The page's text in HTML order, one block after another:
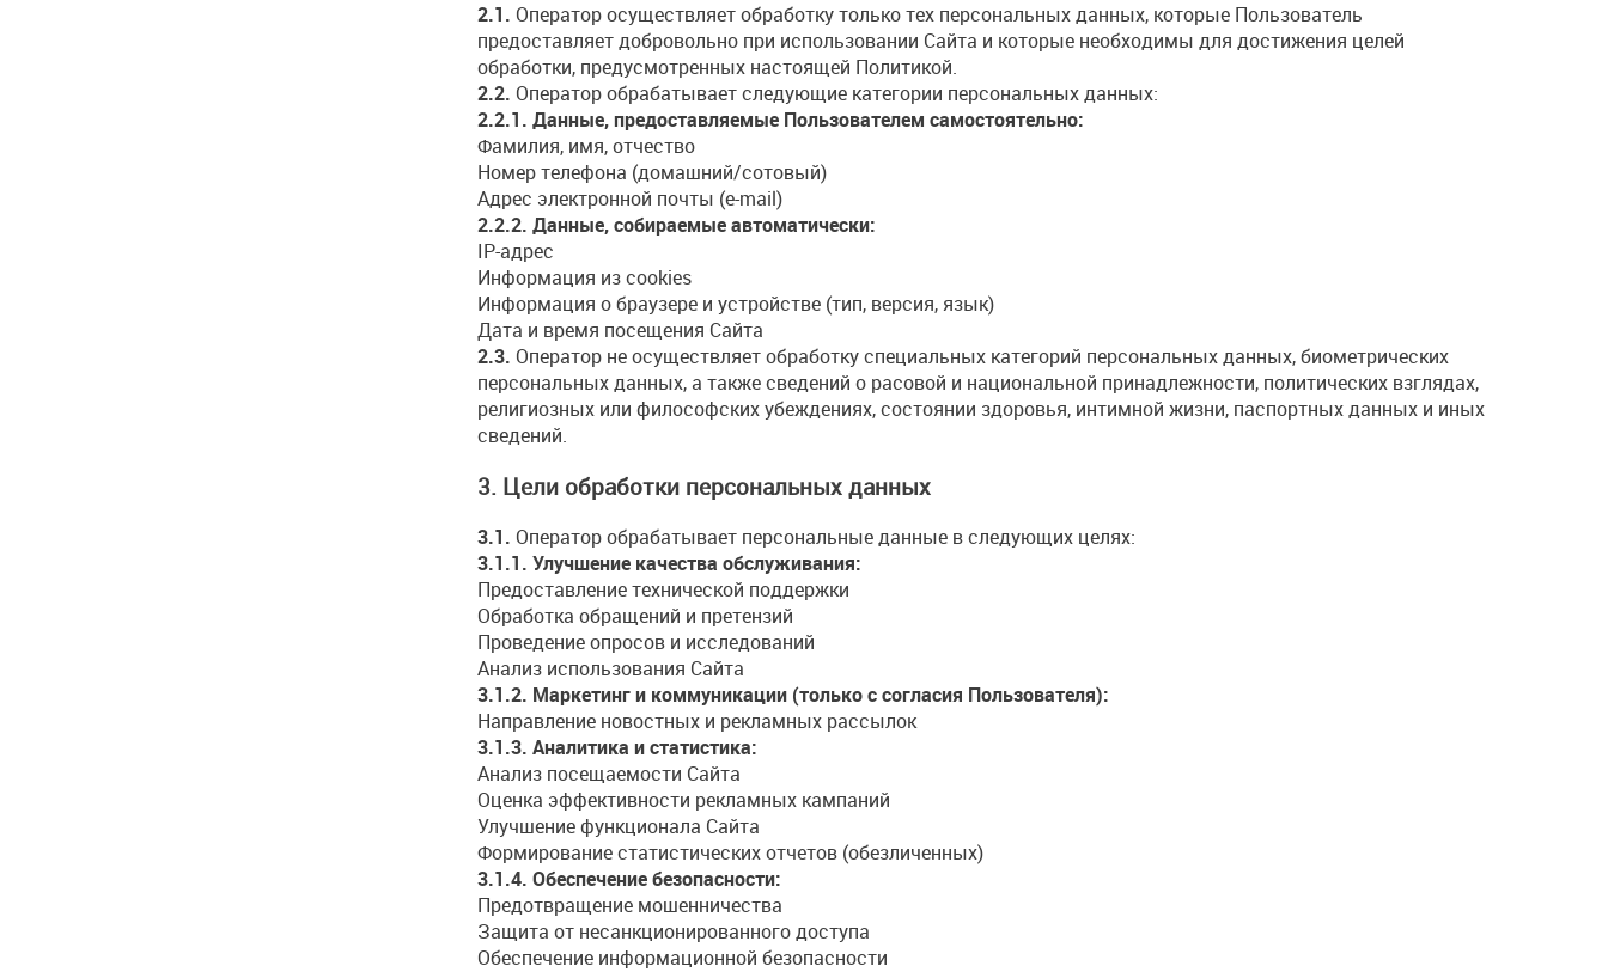
2.1. Оператор осуществляет обработку только тех персональных данных, которые Пользователь
предоставляет добровольно при использовании Сайта и которые необходимы для достижения целей
обработки, предусмотренных настоящей Политикой.
2.2. Оператор обрабатывает следующие категории персональных данных:
2.2.1. Данные, предоставляемые Пользователем самостоятельно:
Фамилия, имя, отчество
Номер телефона (домашний/сотовый)
Адрес электронной почты (e-mail)
2.2.2. Данные, собираемые автоматически:
IP-адрес
Информация из cookies
Информация о браузере и устройстве (тип, версия, язык)
Дата и время посещения Сайта
2.3. Оператор не осуществляет обработку специальных категорий персональных данных, биометрических
персональных данных, а также сведений о расовой и национальной принадлежности, политических взглядах,
религиозных или философских убеждениях, состоянии здоровья, интимной жизни, паспортных данных и иных
сведений.
3. Цели обработки персональных данных
3.1. Оператор обрабатывает персональные данные в следующих целях:
3.1.1. Улучшение качества обслуживания:
Предоставление технической поддержки
Обработка обращений и претензий
Проведение опросов и исследований
Анализ использования Сайта
3.1.2. Маркетинг и коммуникации (только с согласия Пользователя):
Направление новостных и рекламных рассылок
3.1.3. Аналитика и статистика:
Анализ посещаемости Сайта
Оценка эффективности рекламных кампаний
Улучшение функционала Сайта
Формирование статистических отчетов (обезличенных)
3.1.4. Обеспечение безопасности:
Предотвращение мошенничества
Защита от несанкционированного доступа
Обеспечение информационной безопасности